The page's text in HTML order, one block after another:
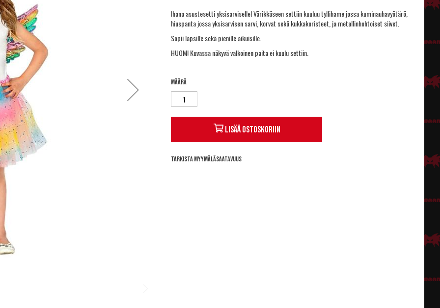
Ihana asustesetti yksisarviselle! Värikkäseen settiin kuuluu tyllihame jossa kuminauhavyötärö,
hiuspanta jossa yksisarvisen sarvi, korvat sekä kukkakoristeet, ja metallinhohtoiset siivet.
Sopii lapsille sekä pienille aikuisille.
HUOM! Kuvassa näkyvä valkoinen paita ei kuulu settiin.
Määrä
Lisää ostoskoriin
Tarkista myymäläsaatavuus